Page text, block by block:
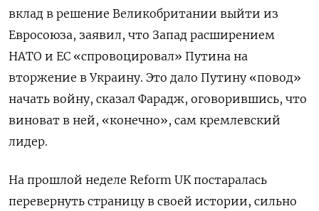
вклад в решение Великобритании выйти из
Евросоюза, заявил, что Запад расширением
НАТО и ЕС «спровоцировал» Путина на
вторжение в Украину. Это дало Путину «повод»
начать войну, сказал Фарадж, оговорившись, что
виноват в ней, «конечно», сам кремлевский
лидер.
На прошлой неделе Reform UK постаралась
перевернуть страницу в своей истории, сильно